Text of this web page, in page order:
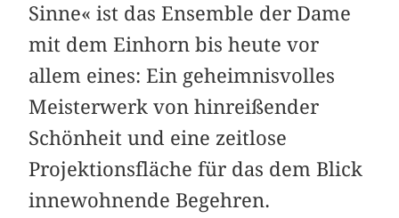
Sinne« ist das Ensemble der Dame
mit dem Einhorn bis heute vor
allem eines: Ein geheimnisvolles
Meisterwerk von hinreißender
Schönheit und eine zeitlose
Projektionsfläche für das dem Blick
innewohnende Begehren.